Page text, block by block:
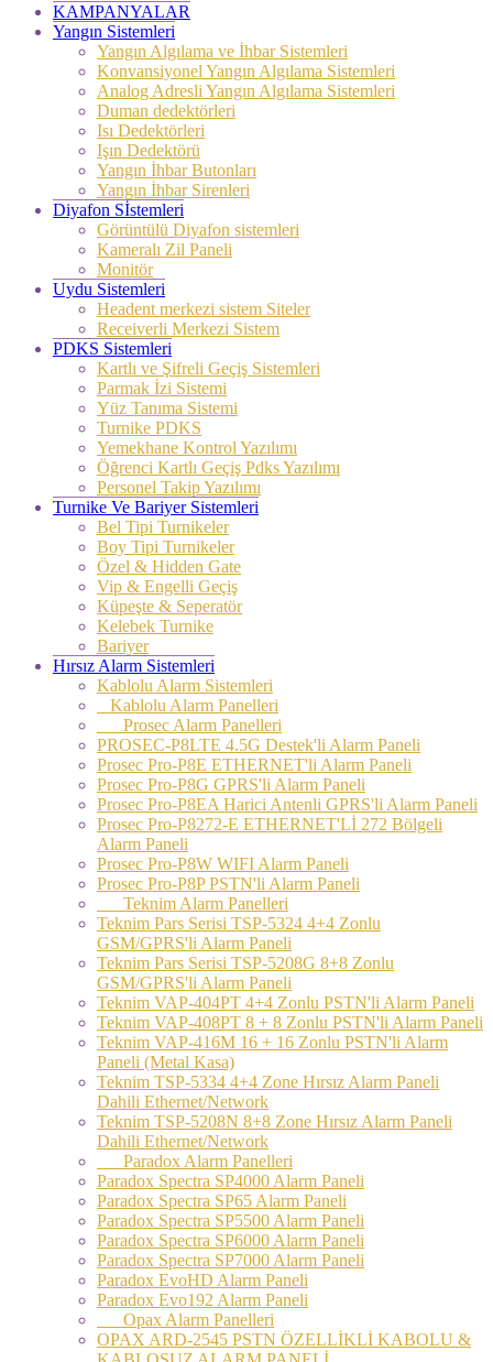
KAMPANYALAR
Yangın Sistemleri
Yangın Algılama ve İhbar Sistemleri
Konvansiyonel Yangın Algılama Sistemleri
Analog Adresli Yangın Algılama Sistemleri
Duman dedektörleri
Isı Dedektörleri
Işın Dedektörü
Yangın İhbar Butonları
Yangın İhbar Sirenleri
Diyafon Sİstemleri
Görüntülü Diyafon sistemleri
Kameralı Zil Paneli
Monitör
Uydu Sistemleri
Headent merkezi sistem Siteler
Receiverli Merkezi Sistem
PDKS Sistemleri
Kartlı ve Şifreli Geçiş Sistemleri
Parmak İzi Sistemi
Yüz Tanıma Sistemi
Turnike PDKS
Yemekhane Kontrol Yazılımı
Öğrenci Kartlı Geçiş Pdks Yazılımı
Personel Takip Yazılımı
Turnike Ve Bariyer Sistemleri
Bel Tipi Turnikeler
Boy Tipi Turnikeler
Özel & Hidden Gate
Vip & Engelli Geçiş
Küpeşte & Seperatör
Kelebek Turnike
Bariyer
Hırsız Alarm Sistemleri
Kablolu Alarm Sistemleri
Kablolu Alarm Panelleri
Prosec Alarm Panelleri
PROSEC-P8LTE 4.5G Destek'li Alarm Paneli
Prosec Pro-P8E ETHERNET'li Alarm Paneli
Prosec Pro-P8G GPRS'li Alarm Paneli
Prosec Pro-P8EA Harici Antenli GPRS'li Alarm Paneli
Prosec Pro-P8272-E ETHERNET'Lİ 272 Bölgeli
Alarm Paneli
Prosec Pro-P8W WIFI Alarm Paneli
Prosec Pro-P8P PSTN'li Alarm Paneli
Teknim Alarm Panelleri
Teknim Pars Serisi TSP-5324 4+4 Zonlu
GSM/GPRS'li Alarm Paneli
Teknim Pars Serisi TSP-5208G 8+8 Zonlu
GSM/GPRS'li Alarm Paneli
Teknim VAP-404PT 4+4 Zonlu PSTN'li Alarm Paneli
Teknim VAP-408PT 8 + 8 Zonlu PSTN'li Alarm Paneli
Teknim VAP-416M 16 + 16 Zonlu PSTN'li Alarm
Paneli (Metal Kasa)
Teknim TSP-5334 4+4 Zone Hırsız Alarm Paneli
Dahili Ethernet/Network
Teknim TSP-5208N 8+8 Zone Hırsız Alarm Paneli
Dahili Ethernet/Network
Paradox Alarm Panelleri
Paradox Spectra SP4000 Alarm Paneli
Paradox Spectra SP65 Alarm Paneli
Paradox Spectra SP5500 Alarm Paneli
Paradox Spectra SP6000 Alarm Paneli
Paradox Spectra SP7000 Alarm Paneli
Paradox EvoHD Alarm Paneli
Paradox Evo192 Alarm Paneli
Opax Alarm Panelleri
OPAX ARD-2545 PSTN ÖZELLİKLİ KABOLU &